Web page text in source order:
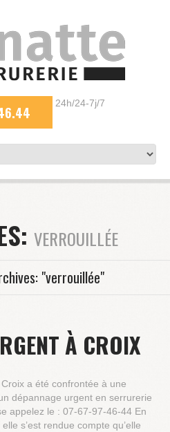
24h/24-7j/7
VERROUILLÉE
"verrouillée"
À CROIX
a été confrontée à une
dépannage urgent en serrurerie
appelez le : 07-67-97-46-44 En
s’est rendue compte qu’elle